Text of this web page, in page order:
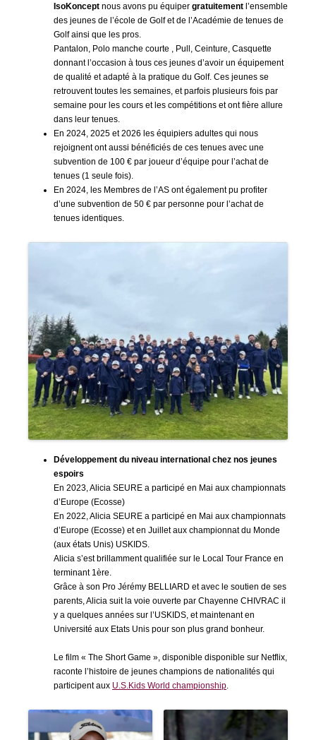
IsoKoncept nous avons pu équiper gratuitement l’ensemble
des jeunes de l’école de Golf et de l’Académie de tenues de
Golf ainsi que les pros.
Pantalon, Polo manche courte , Pull, Ceinture, Casquette
donnant l’occasion à tous ces jeunes d’avoir un équipement
de qualité et adapté à la pratique du Golf. Ces jeunes se
retrouvent toutes les semaines, et parfois plusieurs fois par
semaine pour les cours et les compétitions et ont fière allure
dans leur tenues.
En 2024, 2025 et 2026 les équipiers adultes qui nous
rejoignent ont aussi bénéficiés de ces tenues avec une
subvention de 100 € par joueur d’équipe pour l’achat de
tenues (1 seule fois).
En 2024, les Membres de l’AS ont également pu profiter
d’une subvention de 50 € par personne pour l’achat de
tenues identiques.
Développement du niveau international chez nos jeunes
espoirs
En 2023, Alicia SEURE a participé en Mai aux championnats
d’Europe (Ecosse)
En 2022, Alicia SEURE a participé en Mai aux championnats
d’Europe (Ecosse) et en Juillet aux championnat du Monde
(aux états Unis) USKIDS.
Alicia s’est brillamment qualifiée sur le Local Tour France en
terminant 1ère.
Grâce à son Pro Jérémy BELLIARD et avec le soutien de ses
parents, Alicia suit la voie ouverte par Chayenne CHIVRAC il
y a quelques années sur l’USKIDS, et maintenant en
Université aux Etats Unis pour son plus grand bonheur.
Le film « The Short Game », disponible disponible sur Netflix,
raconte l’histoire de jeunes champions de nationalités qui
participent aux U.S.Kids World championship.